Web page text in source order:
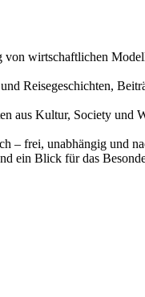
wirtschaftlichen
Reisegeschichten,
aus Kultur, Society
– frei, unabhängig und
ein Blick für das